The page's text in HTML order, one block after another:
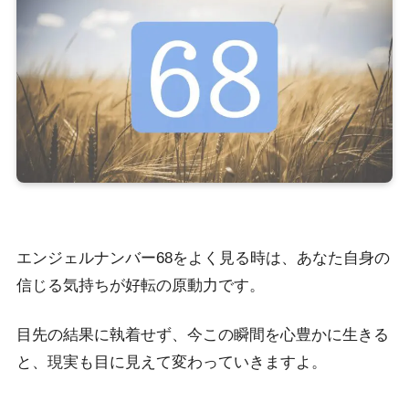
エンジェルナンバー68をよく見る時は、あなた自身の
信じる気持ちが好転の原動力です。
目先の結果に執着せず、今この瞬間を心豊かに生きる
と、現実も目に見えて変わっていきますよ。